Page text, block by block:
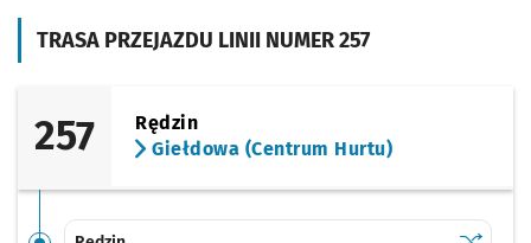
TRASA PRZEJAZDU LINII NUMER 257
257
Rędzin
Giełdowa (Centrum Hurtu)